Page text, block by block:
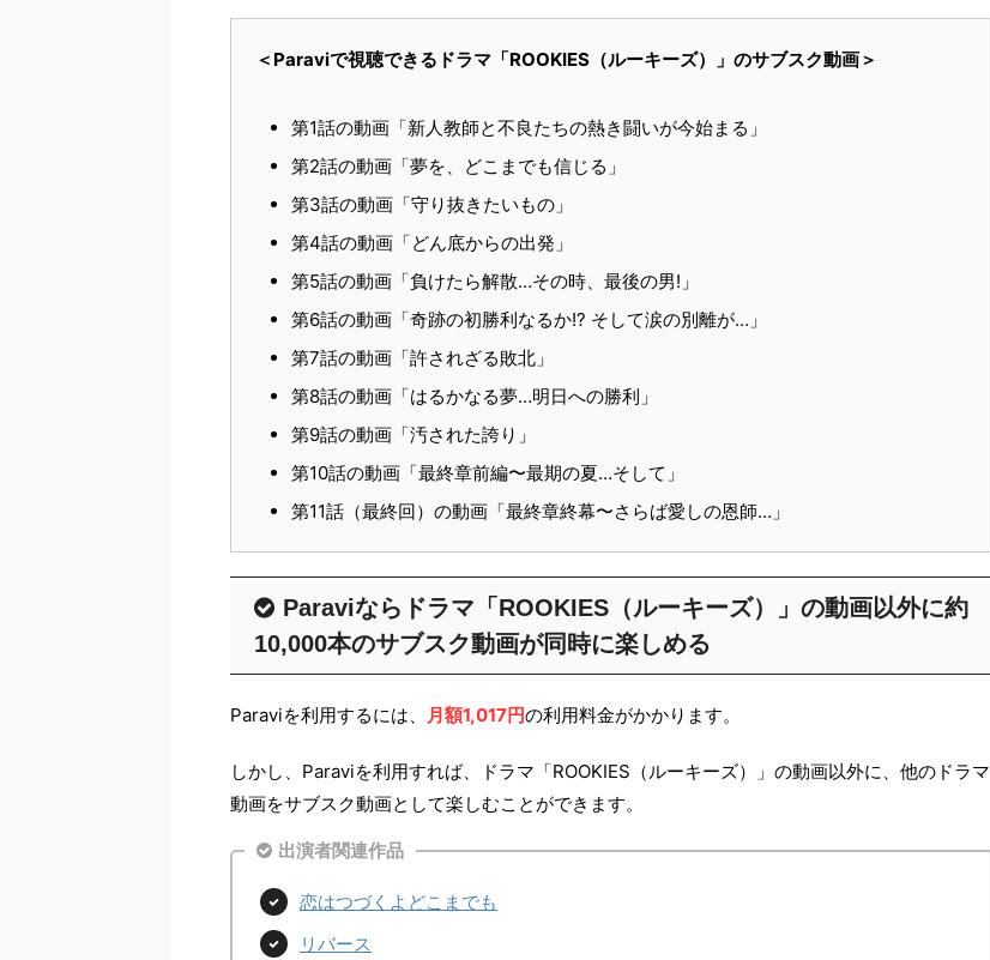
＜Paraviで視聴できるドラマ「ROOKIES（ルーキーズ）」のサブスク動画＞
第1話の動画「新人教師と不良たちの熱き闘いが今始まる」
第2話の動画「夢を、どこまでも信じる」
第3話の動画「守り抜きたいもの」
第4話の動画「どん底からの出発」
第5話の動画「負けたら解散…その時、最後の男!」
第6話の動画「奇跡の初勝利なるか!? そして涙の別離が…」
第7話の動画「許されざる敗北」
第8話の動画「はるかなる夢…明日への勝利」
第9話の動画「汚された誇り」
第10話の動画「最終章前編〜最期の夏…そして」
第11話（最終回）の動画「最終章終幕〜さらば愛しの恩師…」
Paraviならドラマ「ROOKIES（ルーキーズ）」の動画以外に約
10,000本のサブスク動画が同時に楽しめる
Paraviを利用するには、 月額1,017円の利用料金がかかります。
しかし、Paraviを利用すれば、ドラマ「ROOKIES（ルーキーズ）」の動画以外に、他のドラマ
動画をサブスク動画として楽しむことができます。
出演者関連作品
恋はつづくよどこまでも
リバース